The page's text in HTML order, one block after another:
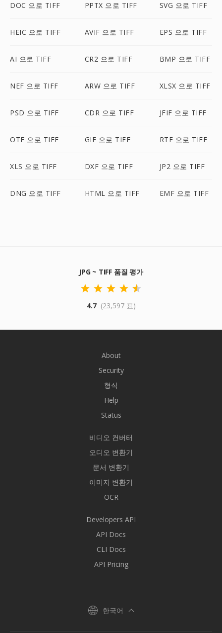
DOC 으로 TIFF PPTX 으로 TIFF SVG 으로 TIFF
HEIC 으로 TIFF AVIF 으로 TIFF EPS 으로 TIFF
AI 으로 TIFF CR2 으로 TIFF BMP 으로 TIFF
NEF 으로 TIFF ARW 으로 TIFF XLSX 으로 TIFF
PSD 으로 TIFF CDR 으로 TIFF JFIF 으로 TIFF
OTF 으로 TIFF GIF 으로 TIFF RTF 으로 TIFF
XLS 으로 TIFF DXF 으로 TIFF JP2 으로 TIFF
DNG 으로 TIFF HTML 으로 TIFF EMF 으로 TIFF
JPG ~ TIFF 품질 평가
4.7 (23,597 표)
About
Security
형식
Help
Status
비디오 컨버터
오디오 변환기
문서 변환기
이미지 변환기
OCR
Developers API
API Docs
CLI Docs
API Pricing
한국어